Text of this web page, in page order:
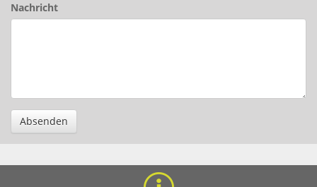
Nachricht
Absenden